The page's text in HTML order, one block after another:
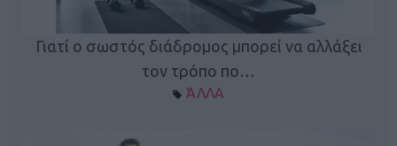
Γιατί ο σωστός διάδρομος μπορεί να αλλάξει
τον τρόπο πο…
ΆΛΛΑ